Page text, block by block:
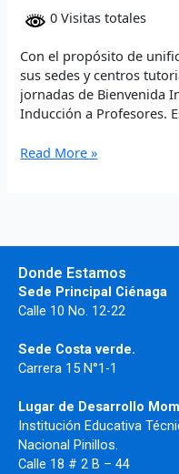
0 Visitas totales
Con el propósito de
sus sedes y centros
jornadas de Bienvenida
Inducción a Profesores.
Read More »
Donde Estamos
Sede Principal Ciénaga
Calle 10 No. 12-22
Sede Costa verde.
Carrera 15 N°1-1
Lugar de Desarrollo
Institución Educativa
Nacional Pinillos.
Calle 18 # 2 B – 44